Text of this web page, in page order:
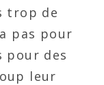
trop de
pas pour
pour des
leur